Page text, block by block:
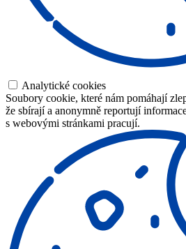
Analytické cookies
Soubory cookie, které nám pomáhají
že sbírají a anonymně reportují
s webovými stránkami pracují.